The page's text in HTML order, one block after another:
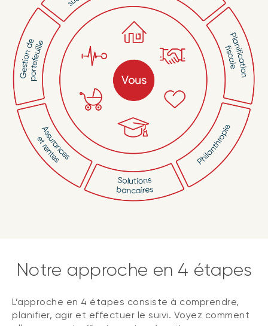
Notre approche en 4 étapes
L’approche en 4 étapes consiste à comprendre,
planifier, agir et effectuer le suivi. Voyez comment